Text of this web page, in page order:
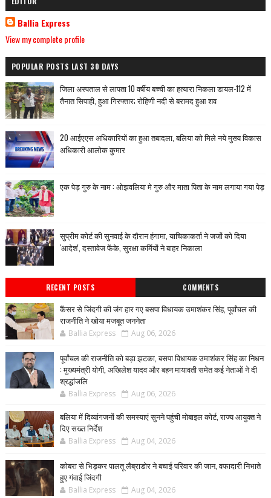
Ballia Express
View my complete profile
POPULAR POSTS LAST 30 DAYS
जिला अस्पताल से लापता 10 वर्षीय बच्ची का हत्यारा निकला डायल-112 में
तैनात सिपाही, हुआ गिरफ्तार; रोहिणी नदी से बरामद हुआ शव
20 आईएएस अधिकारियों का हुआ तबादला, बलिया को मिले नये मुख्य विकास
अधिकारी आलोक कुमार
एक पेड़ गुरु के नाम : ओझवलिया मे गुरु और माता पिता के नाम लगाया गया पेड़
सुप्रीम कोर्ट की सुनवाई के दौरान हंगामा, याचिकाकर्ता ने जजों को दिया
'आदेश', दस्तावेज फेंके, सुरक्षा कर्मियों ने बाहर निकाला
RECENT POSTS COMMENTS
कैंसर से जिंदगी की जंग हार गए बसपा विधायक उमाशंकर सिंह, पूर्वांचल की
राजनीति ने खोया मजबूत जननेता
Ballia Express Aug 06, 2026
पूर्वांचल की राजनीति को बड़ा झटका, बसपा विधायक उमाशंकर सिंह का निधन
: मुख्यमंत्री योगी, अखिलेश यादव और बहन मायावती समेत कई नेताओं ने दी
श्रद्धांजलि
Ballia Express Aug 06, 2026
बलिया में दिव्यांगजनों की समस्याएं सुनने पहुंची मोबाइल कोर्ट, राज्य आयुक्त ने
दिए सख्त निर्देश
Ballia Express Aug 04, 2026
कोबरा से भिड़कर पालतू लैब्राडोर ने बचाई परिवार की जान, वफादारी निभाते
हुए गंवाई जिंदगी
Ballia Express Aug 04, 2026